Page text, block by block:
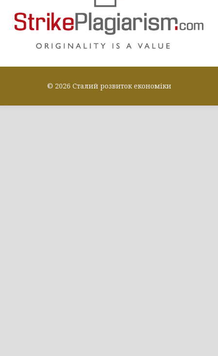
© 2026 Сталий розвиток економіки